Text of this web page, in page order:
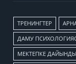
TРЕНИНГТЕР
ДАМУ
МЕКТЕПКЕ